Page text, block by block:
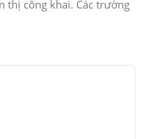
thị công khai. Các trường